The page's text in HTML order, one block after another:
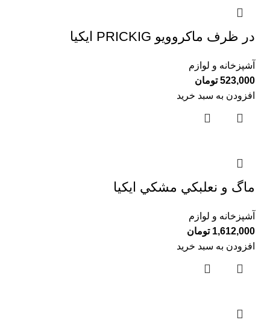
در ظرف ماكروويو PRICKIG ايكيا
آشپزخانه و لوازم
523,000 تومان
افزودن به سبد خرید
ماگ و نعلبكي مشكي ايكيا
آشپزخانه و لوازم
1,612,000 تومان
افزودن به سبد خرید